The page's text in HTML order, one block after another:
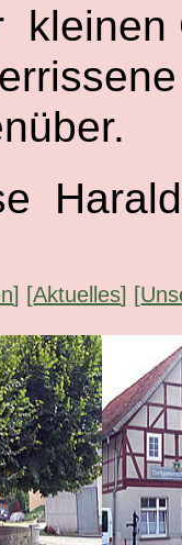
kleinen
Harald
] [Aktuelles] [